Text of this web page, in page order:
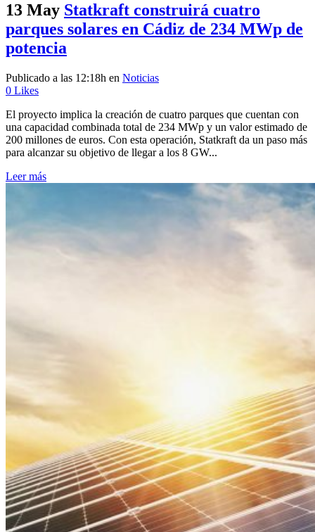
13 May Statkraft construirá cuatro
parques solares en Cádiz de 234 MWp de
potencia
Publicado a las 12:18h en Noticias
0 Likes
El proyecto implica la creación de cuatro parques que cuentan con
una capacidad combinada total de 234 MWp y un valor estimado de
200 millones de euros. Con esta operación, Statkraft da un paso más
para alcanzar su objetivo de llegar a los 8 GW...
Leer más